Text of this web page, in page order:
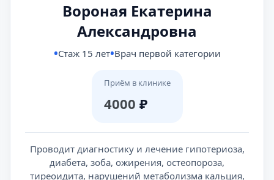
Вороная Екатерина
Александровна
Стаж 15 лет Врач первой категории
Приём в клинике
4000 ₽
Проводит диагностику и лечение гипотериоза,
диабета, зоба, ожирения, остеопороза,
тиреоидита, нарушений метаболизма кальция,